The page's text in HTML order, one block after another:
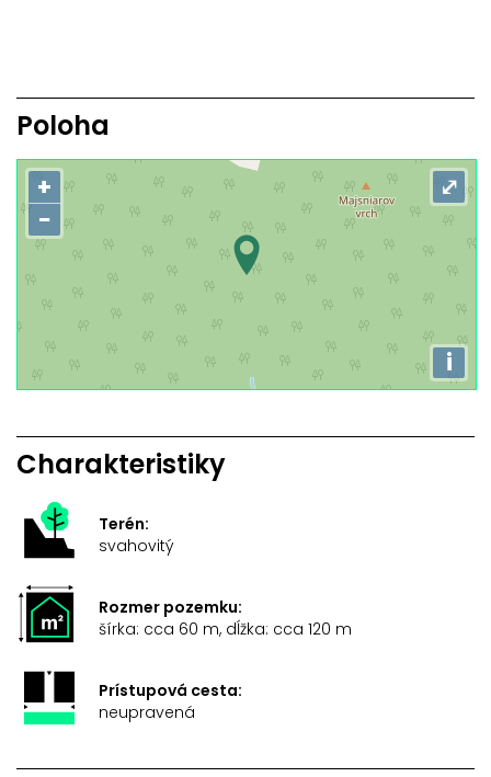
Poloha
+
−
i
⤢
Charakteristiky
Terén:
svahovitý
Rozmer pozemku:
šírka: cca 60 m, dĺžka: cca 120 m
Prístupová cesta:
neupravená